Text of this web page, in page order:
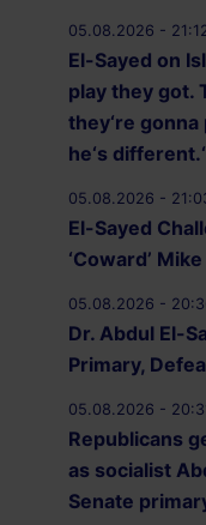
05.08.2026 -
El-Sayed on
play they got.
they‘re gonna
he‘s
05.08.2026 -
El-Sayed
‘Coward’
05.08.2026 -
Dr. Abdul El-
Primary,
05.08.2026 -
Republicans
as socialist
Senate